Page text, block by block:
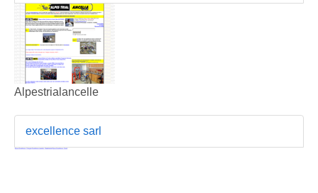
Alpestrialancelle
excellence sarl